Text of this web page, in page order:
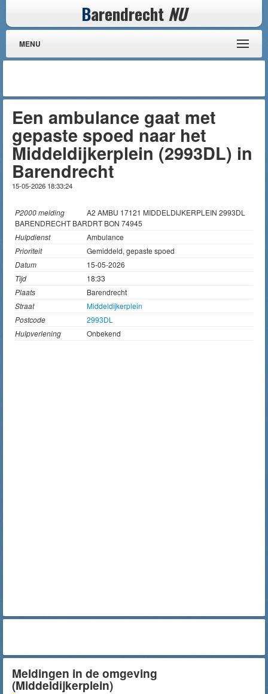
Barendrecht NU
MENU
Een ambulance gaat met
gepaste spoed naar het
Middeldijkerplein (2993DL) in
Barendrecht
15-05-2026 18:33:24
P2000 melding
A2 AMBU 17121 MIDDELDIJKERPLEIN 2993DL
BARENDRECHT BARDRT BON 74945
Hulpdienst
Ambulance
Prioriteit
Gemiddeld, gepaste spoed
Datum
15-05-2026
Tijd
18:33
Plaats
Barendrecht
Straat
Middeldijkerplein
Postcode
2993DL
Hulpverlening
Onbekend
Meldingen in de omgeving
(Middeldijkerplein)